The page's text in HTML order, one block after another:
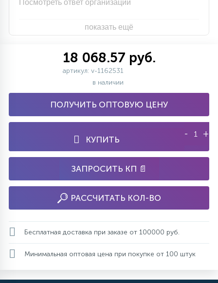
Посмотреть ответ организации
показать ещё
18 068.57 руб.
артикул: v-1162531
в наличии
ПОЛУЧИТЬ ОПТОВУЮ ЦЕНУ
КУПИТЬ
- +
ЗАПРОСИТЬ КП 📄
РАССЧИТАТЬ КОЛ-ВО
Бесплатная доставка при заказе от 100000 руб.
Минимальная оптовая цена при покупке от 100 штук